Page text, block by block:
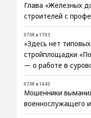
Глава «Железных
строителей с
07.08 в 17:03
«Здесь нет
стройплощадки
— о работе в
07.08 в 14:45
Мошенники
военнослужащего